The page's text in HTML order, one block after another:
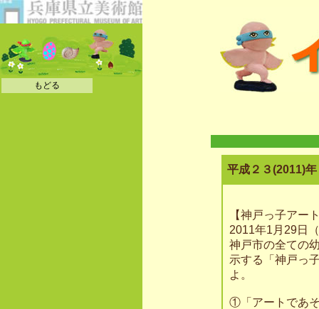
もどる
平成２３(2011)
【神戸っ子アー
2011年1月29日
神戸市の全ての
示する「神戸っ
よ。
①「アートであ